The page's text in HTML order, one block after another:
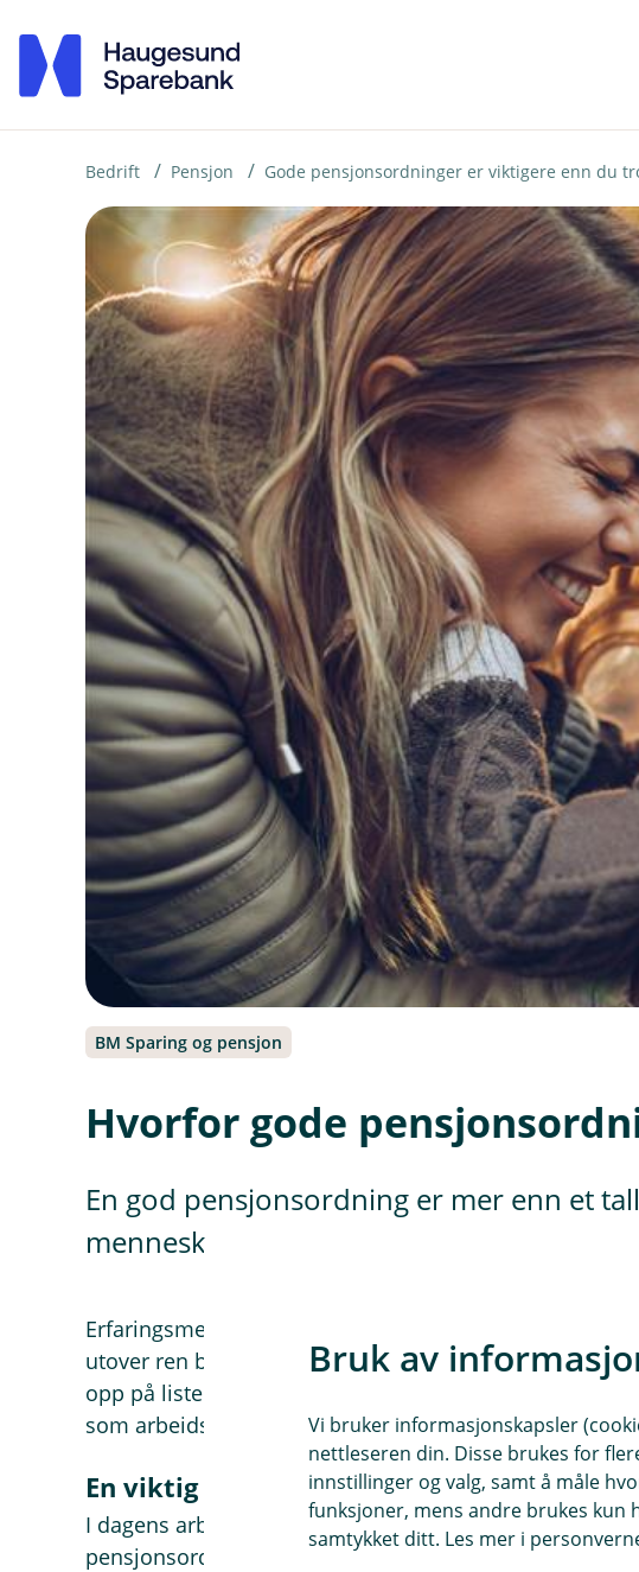
Bedrift Pensjon Gode pensjonsordninger er viktigere enn du
BM Sparing og pensjon
Hvorfor gode
En god pensjonsordning er mer enn et
menneskene som jobber hos deg.
Erfaringsmessig ser vi at ansatte i økende grad er
utover ren brutto lønn, og gode pensjon og
opp på listen. Det kan være avgjørende for om
som arbeidsgiver – eller om eksisterende ansatte blir
En viktig del av totalpakken for ansatte
I dagens arbeidsmarked ser mange etter mer enn bare
pensjonsordninger, forsikringer og fleksibilitet teller
Bruk av
Vi bruker informasjonskapsler
nettleseren din. Disse brukes for
innstillinger og valg, samt å måle
funksjoner, mens andre brukes kun
samtykket ditt. Les mer i